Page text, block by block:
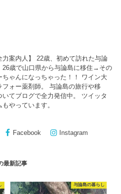
力案内人】 22歳、初めて訪れた与論
26歳で山口県から与論島に移住→その
ちゃんになっちゃった！！ ワイン大
フォー薬剤師。 与論島の旅行や移
てブログで全力発信中。 ツイッタ
やっています。
Facebook Instagram
最新記事
与論島の暮らし